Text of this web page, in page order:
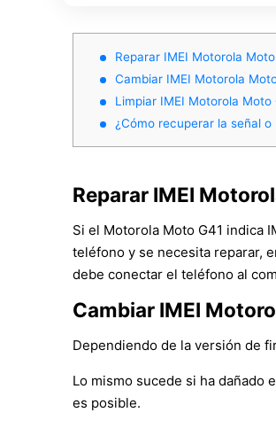
Reparar IMEI Motorola Moto
Cambiar IMEI Motorola
Limpiar IMEI Motorola Moto
¿Cómo recuperar la señal
Reparar IMEI
Si el Motorola Moto G41 indica
teléfono y se necesita reparar,
debe conectar el teléfono al
Cambiar IMEI
Dependiendo de la versión de
Lo mismo sucede si ha dañado
es posible.